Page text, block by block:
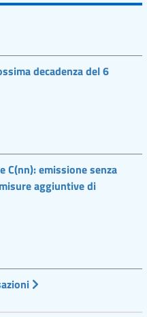
decadenza del 6
C(nn): emissione senza
aggiuntive di